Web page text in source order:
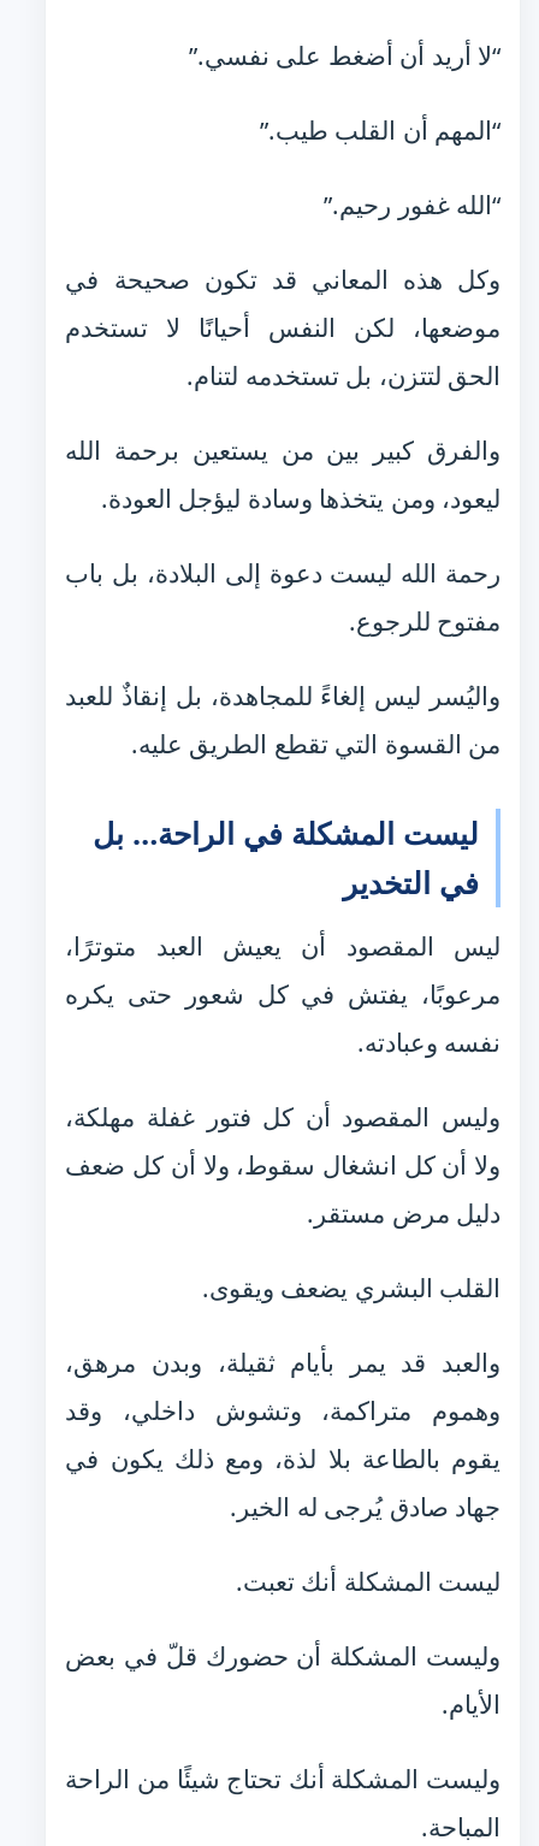
“لا أريد أن أضغط على نفسي.”
“المهم أن القلب طيب.”
“الله غفور رحيم.”
وكل هذه المعاني قد تكون صحيحة في
موضعها، لكن النفس أحيانًا لا تستخدم
الحق لتتزن، بل تستخدمه لتنام.
والفرق كبير بين من يستعين برحمة الله
ليعود، ومن يتخذها وسادة ليؤجل العودة.
رحمة الله ليست دعوة إلى البلادة، بل باب
مفتوح للرجوع.
واليُسر ليس إلغاءً للمجاهدة، بل إنقاذٌ للعبد
من القسوة التي تقطع الطريق عليه.
ليست المشكلة في الراحة… بل
في التخدير
ليس المقصود أن يعيش العبد متوترًا،
مرعوبًا، يفتش في كل شعور حتى يكره
نفسه وعبادته.
وليس المقصود أن كل فتور غفلة مهلكة،
ولا أن كل انشغال سقوط، ولا أن كل ضعف
دليل مرض مستقر.
القلب البشري يضعف ويقوى.
والعبد قد يمر بأيام ثقيلة، وبدن مرهق،
وهموم متراكمة، وتشوش داخلي، وقد
يقوم بالطاعة بلا لذة، ومع ذلك يكون في
جهاد صادق يُرجى له الخير.
ليست المشكلة أنك تعبت.
وليست المشكلة أن حضورك قلّ في بعض
الأيام.
وليست المشكلة أنك تحتاج شيئًا من الراحة
المباحة.